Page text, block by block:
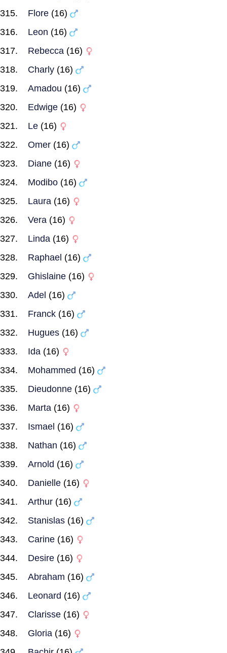
Flore (16)
Leon (16)
Rebecca (16)
Charly (16)
Amadou (16)
Edwige (16)
Le (16)
Omer (16)
Diane (16)
Modibo (16)
Laura (16)
Vera (16)
Linda (16)
Raphael (16)
Ghislaine (16)
Adel (16)
Franck (16)
Hugues (16)
Ida (16)
Mohammed (16)
Dieudonne (16)
Marta (16)
Ismael (16)
Nathan (16)
Arnold (16)
Danielle (16)
Arthur (16)
Stanislas (16)
Carine (16)
Desire (16)
Abraham (16)
Leonard (16)
Clarisse (16)
Gloria (16)